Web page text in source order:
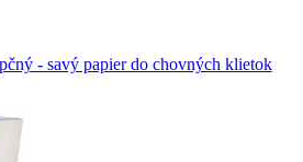
- savý papier do chovných klietok